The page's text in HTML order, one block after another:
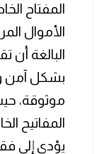
المفتاح
الأموال
البالغة أن
بشكل آمن
موثوقة،
المفاتيح
يؤدي إلى